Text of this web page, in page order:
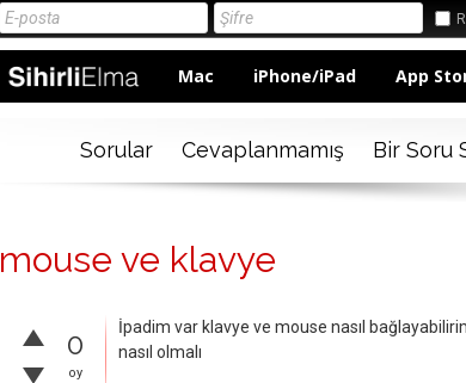
Mac iPhone/iPad App
Sorular Cevaplanmamış Bir Soru
mouse ve klavye
0
oy
İpadim var klavye ve mouse nasıl
nasıl olmalı